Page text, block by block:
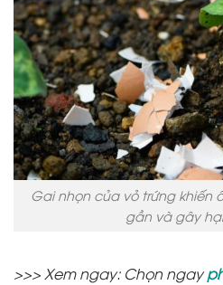
Gai nhọn của vỏ trứng khiến
gần và gây
>>> Xem ngay: Chọn ngay